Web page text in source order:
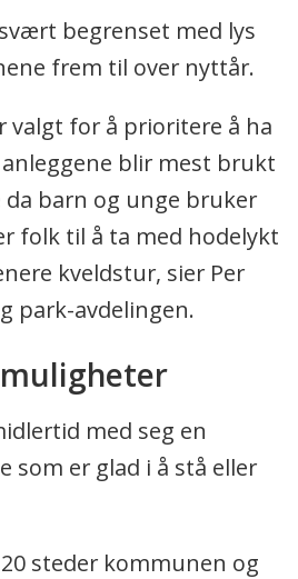
begrenset med lys
frem til over nyttår.
valgt for å prioritere å ha
blir mest brukt
barn og unge bruker
folk til å ta med hodelykt
kveldstur, sier Per
park-avdelingen.
med seg en
som er glad i å stå eller
steder kommunen og